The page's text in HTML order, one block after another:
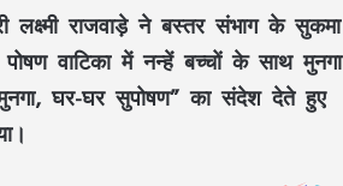
लक्ष्मी राजवाड़ेनेबस्तर संभागकेसुकमा
पोषण वाटिकामें नन्हें बच्चों के साथमुनगा
घर-घर सुपोषण” का संदेश देते हुए